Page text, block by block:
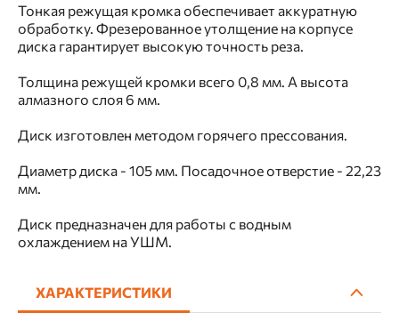
Тонкая режущая кромка обеспечивает аккуратную
обработку. Фрезерованное утолщение на корпусе
диска гарантирует высокую точность реза.
Толщина режущей кромки всего 0,8 мм. А высота
алмазного слоя 6 мм.
Диск изготовлен методом горячего прессования.
Диаметр диска - 105 мм. Посадочное отверстие - 22,23
мм.
Диск предназначен для работы с водным
охлаждением на УШМ.
ХАРАКТЕРИСТИКИ